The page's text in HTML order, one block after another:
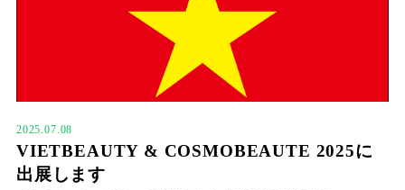
2025.07.08
VIETBEAUTY & COSMOBEAUTE 2025に
出展します